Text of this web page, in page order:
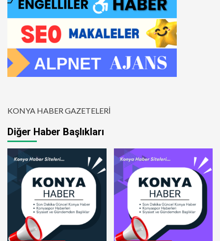
KONYA HABER GAZETELERİ
Diğer Haber Başlıkları